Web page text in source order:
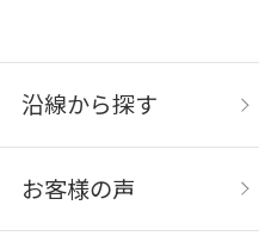
沿線から探す
お客様の声